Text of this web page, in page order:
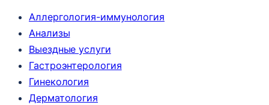
Аллергология-иммунология
Анализы
Выездные услуги
Гастроэнтерология
Гинекология
Дерматология